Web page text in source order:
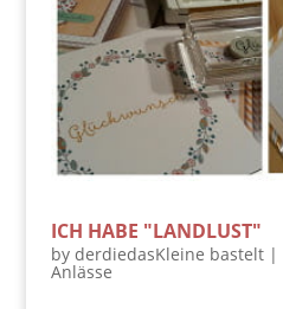
ICH HABE "LANDLUST"
by derdiedasKleine bastelt|
Anlässe